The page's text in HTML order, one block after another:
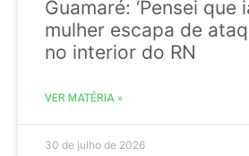
Guamaré: ‘Pensei que
mulher escapa de
no interior do RN
VER MATÉRIA »
30 de julho de 2026